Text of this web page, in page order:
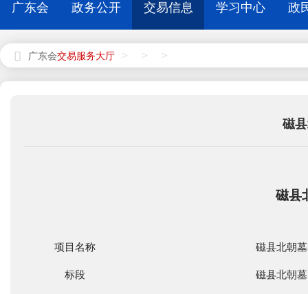
广东会 政务公开 交易信息 学习中心 政
广东会 > > >
磁
磁县
项目名称 磁县北朝
标段 磁县北朝